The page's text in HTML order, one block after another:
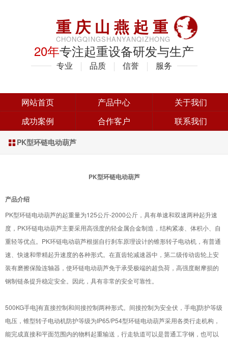
重庆山燕起重
CHONGQINGSHANYANQIZHONG
20年专注起重设备研发与生产
专业 品质 信誉 服务
网站首页 产品中心
关于我们
成功案例
合作客户 联系我们
 PK型环链电动葫芦
PK型环链电动葫芦
产品介绍
PK型环链电动葫芦的起重量为125公斤-2000公斤，具有单速和双速两种起升速
度，PK环链电动葫芦主要采用高强度的轻金属合金制造，结构紧凑、体积小、自
重轻等优点。PK环链电动葫芦根据自行刹车原理设计的锥形转子电动机，有普通
速、快速和带精起升速度的各种形式。在直齿轮减速器中，第二级传动齿轮上安
装有磨擦保险连轴器，使环链电动葫芦免于承受极端的超负荷，高强度耐摩损的
钢制链条提升稳定安全。因此，具有非常的安全可靠性。
500KG手电]有直接控制和间接控制两种形式。间接控制为安全伏，手电]防护等级
电压，锥型转子电动机防护等级为IP65/P54型环链电动葫芦采用各类行走机构，
能完成直接和平面范围内的物料起重输送，行走轨道可以是普通工字钢，也可以